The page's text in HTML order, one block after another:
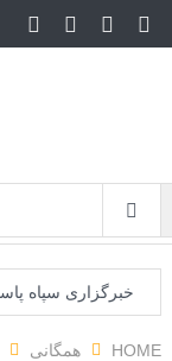
Menu
خبرگزاری سپاه
جزیره قشم
HOME همگانی